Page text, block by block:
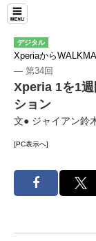
デジタル
Xperiaから
― 第34回
Xperia 1を1
ション
文● ジャイアン鈴
[PC表示へ]